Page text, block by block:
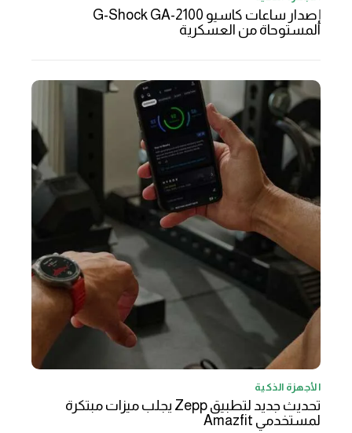
إصدار ساعات كاسيو G-Shock GA-2100
المستوحاة من العسكرية
الأجهزة الذكية
تحديث جديد لتطبيق Zepp يجلب ميزات مبتكرة
لمستخدمي Amazfit